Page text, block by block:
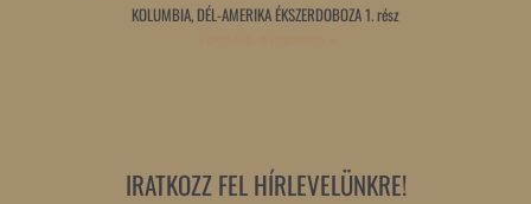
KOLUMBIA, DÉL-AMERIKA ÉKSZERDOBOZA 1. rész
IRATKOZZ FEL HÍRLEVELÜNKRE!